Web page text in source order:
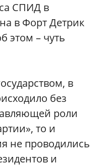
СПИД в
в Форт Детрик
этом – чуть
в
без
роли
то и
не проводились
и